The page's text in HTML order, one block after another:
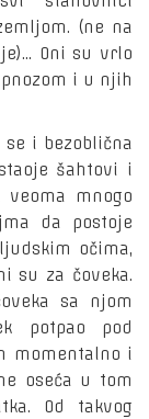
(ne na
Oni su vrlo
i u njih
i bezoblična
šahtovi i
mnogo
da postoje
očima,
su za čoveka.
sa njom
potpao pod
momentalno i
oseća u tom
Od takvog